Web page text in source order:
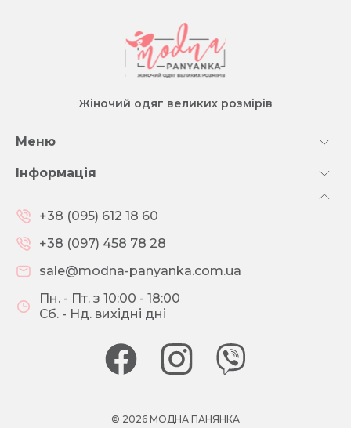
Жіночий одяг великих розмірів
Меню
Інформація
+38 (095) 612 18 60
+38 (097) 458 78 28
sale@modna-panyanka.com.ua
Пн. - Пт. з 10:00 - 18:00
Сб. - Нд. вихідні дні
© 2026 МОДНА ПАНЯНКА